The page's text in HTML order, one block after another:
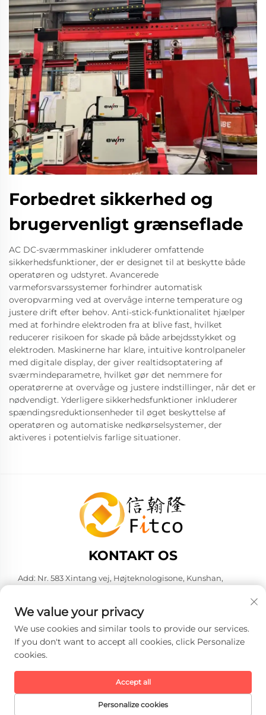
Forbedret sikkerhed og
brugervenligt grænseflade
AC DC-sværmmaskiner inkluderer omfattende
sikkerhedsfunktioner, der er designet til at beskytte både
operatøren og udstyret. Avancerede
varmeforsvarssystemer forhindrer automatisk
overopvarming ved at overvåge interne temperature og
justere drift efter behov. Anti-stick-funktionalitet hjælper
med at forhindre elektroden fra at blive fast, hvilket
reducerer risikoen for skade på både arbejdsstykket og
elektroden. Maskinerne har klare, intuitive kontrolpaneler
med digitale display, der giver realtidsoptatering af
sværmindeparametre, hvilket gør det nemmere for
operatørerne at overvåge og justere indstillinger, når det er
nødvendigt. Yderligere sikkerhedsfunktioner inkluderer
spændingsreduktionsenheder til øget beskyttelse af
operatøren og automatiske nedkørselsystemer, der
aktiveres i potentielvis farlige situationer.
KONTAKT OS
Add: Nr. 583 Xintang vej, Højteknologisone, Kunshan,
Tel:+86-137 6186 0079
E-mail: [email protected]
rettigheder forbeholdes. -
We value your privacy
We use cookies and similar tools to provide our services.
If you don't want to accept all cookies, click Personalize
cookies.
Personalize cookies
Accept all